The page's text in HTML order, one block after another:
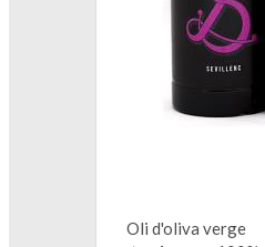
Oli d'oliva verge